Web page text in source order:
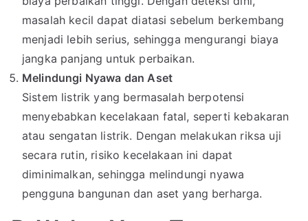
masalah kecil dapat diatasi sebelum berkembang
menjadi lebih serius, sehingga mengurangi biaya
jangka panjang untuk perbaikan.
Melindungi Nyawa dan Aset
Sistem listrik yang bermasalah berpotensi
menyebabkan kecelakaan fatal, seperti kebakaran
atau sengatan listrik. Dengan melakukan riksa uji
secara rutin, risiko kecelakaan ini dapat
diminimalkan, sehingga melindungi nyawa
pengguna bangunan dan aset yang berharga.